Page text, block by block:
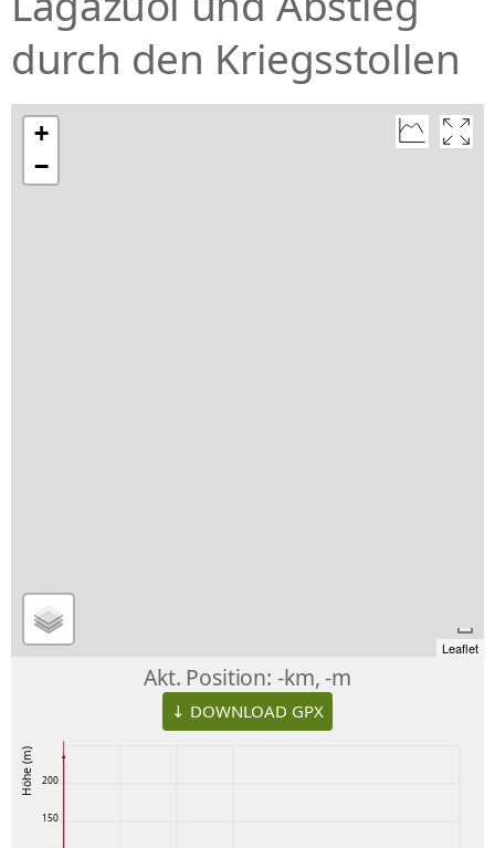
durch den Kriegsstollen
+
−
Leaflet
Akt. Position: -km, -m
↓ DOWNLOAD GPX
150
200
Höhe (m)